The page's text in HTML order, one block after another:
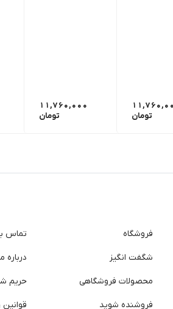
تومان
11,760,000
تومان
فروشگاه
شگفت انگیز
محصولات فروشگاهی
فروشنده شوید
تماس
درباره
حریم